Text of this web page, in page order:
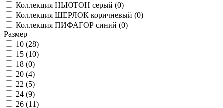
Коллекция НЬЮТОН серый (0)
Коллекция ШЕРЛОК коричневый (0)
Коллекция ПИФАГОР синий (0)
Размер
10 (28)
15 (10)
18 (0)
20 (4)
22 (5)
24 (9)
26 (11)